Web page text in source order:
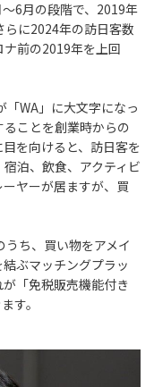
6月の段階で、2019年
に2024年の訪日客数
前の2019年を上回
WA」に大文字になっ
ことを創業時からの
を向けると、訪日客を
泊、飲食、アクティビ
ヤーが居ますが、買
ち、買い物をアメイ
ぶマッチングプラッ
「免税販売機能付き
す。